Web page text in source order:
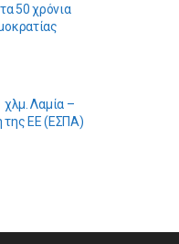
50 χρόνια
χλμ. Λαμία –
της ΕE (ΕΣΠΑ)